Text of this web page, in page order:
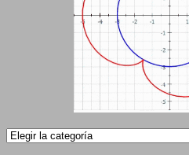
Categorías